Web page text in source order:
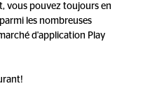
vous pouvez toujours en
les nombreuses
d'application Play